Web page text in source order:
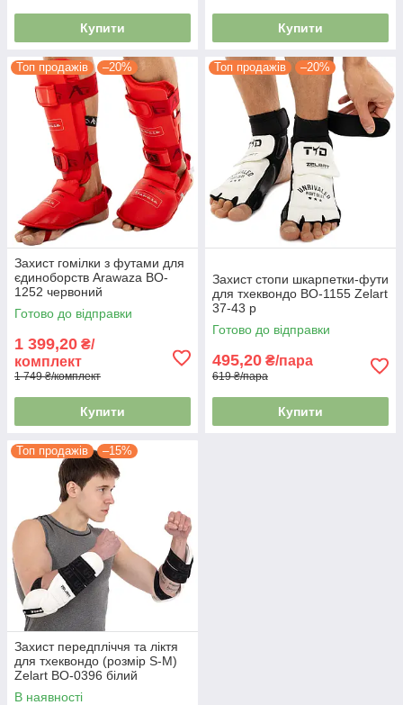
Купити Купити
Топ продажів –20%
Захист гомілки з футами для
єдиноборств Arawaza BO-
1252 червоний
Готово до відправки
1 399,20 ₴/
комплект
1 749 ₴/комплект
Купити
Топ продажів –20%
Захист стопи шкарпетки-фути
для тхеквондо BO-1155 Zelart
37-43 р
Готово до відправки
495,20 ₴/пара
619 ₴/пара
Купити
Топ продажів –15%
Захист передпліччя та ліктя
для тхеквондо (розмір S-M)
Zelart BO-0396 білий
В наявності